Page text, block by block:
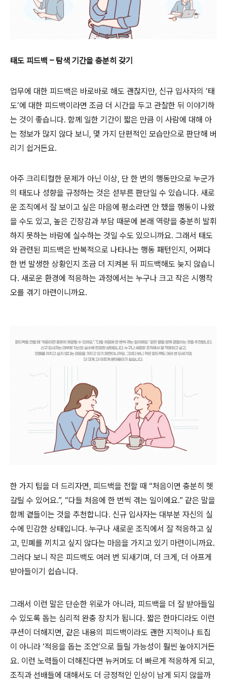
태도 피드백 – 탐색 기간을 충분히 갖기
업무에 대한 피드백은 바로바로 해도 괜찮지만, 신규 입사자의 ‘태
도’에 대한 피드백이라면 조금 더 시간을 두고 관찰한 뒤 이야기하
는 것이 좋습니다. 함께 일한 기간이 짧은 만큼 이 사람에 대해 아
는 정보가 많지 않다 보니, 몇 가지 단편적인 모습만으로 판단해 버
리기 쉽거든요.
아주 크리티컬한 문제가 아닌 이상, 단 한 번의 행동만으로 누군가
의 태도나 성향을 규정하는 것은 섣부른 판단일 수 있습니다. 새로
운 조직에서 잘 보이고 싶은 마음에 평소라면 안 했을 행동이 나왔
을 수도 있고, 높은 긴장감과 부담 때문에 본래 역량을 충분히 발휘
하지 못하는 바람에 실수하는 것일 수도 있으니까요. 그래서 태도
와 관련된 피드백은 반복적으로 나타나는 행동 패턴인지, 어쩌다
한 번 발생한 상황인지 조금 더 지켜본 뒤 피드백해도 늦지 않습니
다. 새로운 환경에 적응하는 과정에서는 누구나 크고 작은 시행착
오를 겪기 마련이니까요.
한 가지 팁을 더 드리자면, 피드백을 전할 때 “처음이면 충분히 헷
갈릴 수 있어요.”, “다들 처음에 한 번씩 겪는 일이에요.” 같은 말을
함께 곁들이는 것을 추천합니다. 신규 입사자는 대부분 자신의 실
수에 민감한 상태입니다. 누구나 새로운 조직에서 잘 적응하고 싶
고, 민폐를 끼치고 싶지 않다는 마음을 가지고 있기 마련이니까요.
그러다 보니 작은 피드백도 여러 번 되새기며, 더 크게, 더 아프게
받아들이기 쉽습니다.
그래서 이런 말은 단순한 위로가 아니라, 피드백을 더 잘 받아들일
수 있도록 돕는 심리적 완충 장치가 됩니다. 짧은 한마디라도 이런
쿠션이 더해지면, 같은 내용의 피드백이라도 괜한 지적이나 트집
이 아니라 ‘적응을 돕는 조언’으로 들릴 가능성이 훨씬 높아지거든
요. 이런 노력들이 더해진다면 뉴커머도 더 빠르게 적응하게 되고,
조직과 선배들에 대해서도 더 긍정적인 인상이 남게 되지 않을까